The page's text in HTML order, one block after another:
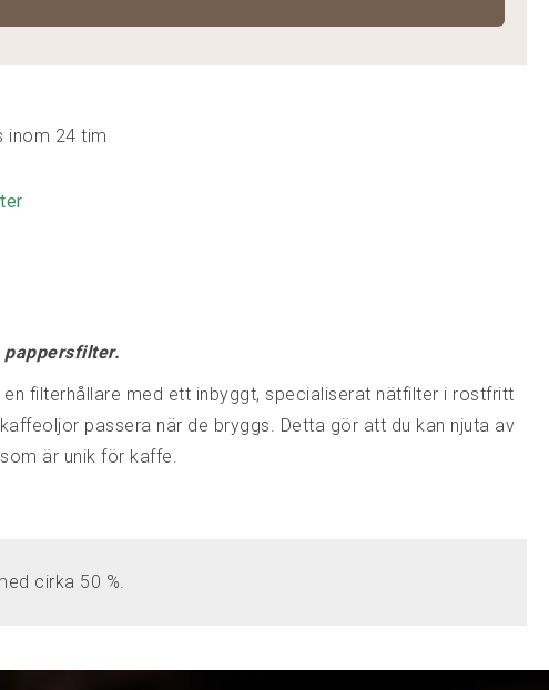
inom 24 tim
en filterhållare med ett inbyggt, specialiserat nätfilter i rostfritt
passera när de bryggs. Detta gör att du kan njuta av
är unik för kaffe.
cirka 50 %.